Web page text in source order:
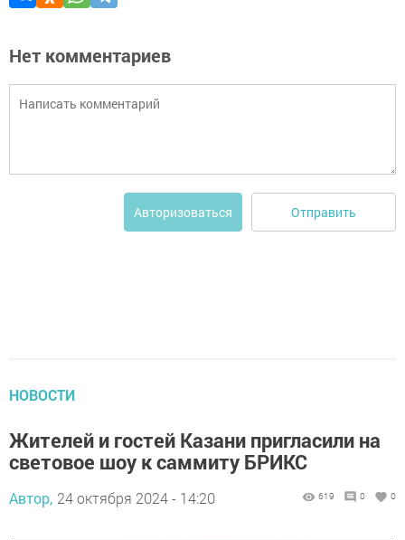
Нет комментариев
Авторизоваться Отправить
НОВОСТИ
Жителей и гостей Казани пригласили на
световое шоу к саммиту БРИКС
Автор, 24 октября 2024 - 14:20 619 0 0